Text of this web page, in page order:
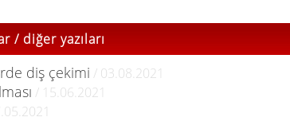
/ diğer yazıları
diş çekimi / 03.08.2021
/ 15.06.2021